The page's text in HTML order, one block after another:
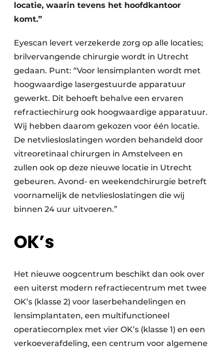
locatie, waarin tevens het hoofdkantoor
komt.”
Eyescan levert verzekerde zorg op alle locaties;
brilvervangende chirurgie wordt in Utrecht
gedaan. Punt: “Voor lensimplanten wordt met
hoogwaardige lasergestuurde apparatuur
gewerkt. Dit behoeft behalve een ervaren
refractiechirurg ook hoogwaardige apparatuur.
Wij hebben daarom gekozen voor één locatie.
De netvliesloslatingen worden behandeld door
vitreoretinaal chirurgen in Amstelveen en
zullen ook op deze nieuwe locatie in Utrecht
gebeuren. Avond- en weekendchirurgie betreft
voornamelijk de netvliesloslatingen die wij
binnen 24 uur uitvoeren.”
OK’s
Het nieuwe oogcentrum beschikt dan ook over
een uiterst modern refractiecentrum met twee
OK’s (klasse 2) voor laserbehandelingen en
lensimplantaten, een multifunctioneel
operatiecomplex met vier OK’s (klasse 1) en een
verkoeverafdeling, een centrum voor algemene